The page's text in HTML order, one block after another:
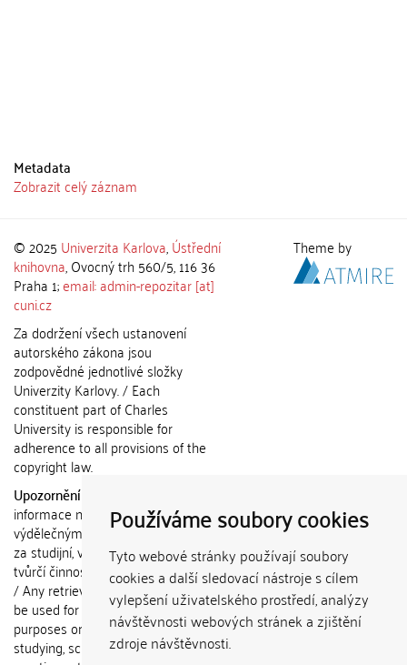
Používáme soubory cookies
Tyto webové stránky používají soubory
cookies a další sledovací nástroje s cílem
vylepšení uživatelského prostředí, analýzy
návštěvnosti webových stránek a zjištění
zdroje návštěvnosti.
Metadata
Zobrazit celý záznam
© 2025 Univerzita Karlova,Ústřední
knihovna, Ovocný trh 560/5, 116 36
Praha 1;email: admin-repozitar [at]
cuni.cz
Za dodržení všech ustanovení
autorského zákona jsou
zodpovědné jednotlivé složky
Univerzity Karlovy. / Each
constituent part of Charles
University is responsible for
adherence to all provisions of the
copyright law.
Upozornění / Notice:
informace nemohou být použity k
výdělečným účelům nebo vydávány
za studijní, vědeckou nebo jinou
tvůrčí činnost jiné osoby než autora.
/ Any retrieved information shall not
be used for any commercial
purposes or claimed as results of
studying, scientific or any other
Theme by